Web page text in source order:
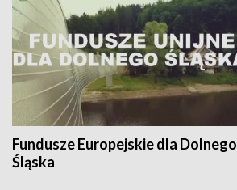
Fundusze Europejskie dla Dolnego
Śląska